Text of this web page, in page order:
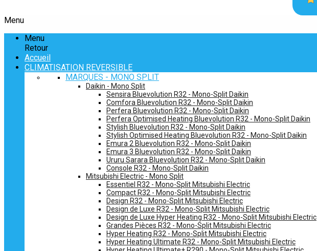
Menu
Menu
Retour
Accueil
CLIMATISATION REVERSIBLE
MARQUES - MONO SPLIT
Daikin - Mono Split
Sensira Bluevolution R32 - Mono-Split Daikin
Comfora Bluevolution R32 - Mono-Split Daikin
Perfera Bluevolution R32 - Mono-Split Daikin
Perfera Optimised Heating Bluevolution R32 - Mono-Split Daikin
Stylish Bluevolution R32 - Mono-Split Daikin
Stylish Optimised Heating Bluevolution R32 - Mono-Split Daikin
Emura 2 Bluevolution R32 - Mono-Split Daikin
Emura 3 Bluevolution R32 - Mono-Split Daikin
Ururu Sarara Bluevolution R32 - Mono-Split Daikin
Console R32 - Mono-Split Daikin
Mitsubishi Electric - Mono Split
Essentiel R32 - Mono-Split Mitsubishi Electric
Compact R32 - Mono-Split Mitsubishi Electric
Design R32 - Mono-Split Mitsubishi Electric
Design de Luxe R32 - Mono-Split Mitsubishi Electric
Design de Luxe Hyper Heating R32 - Mono-Split Mitsubishi Electric
Grandes Pièces R32 - Mono-Split Mitsubishi Electric
Hyper Heating R32 - Mono-Split Mitsubishi Electric
Hyper Heating Ultimate R32 - Mono-Split Mitsubishi Electric